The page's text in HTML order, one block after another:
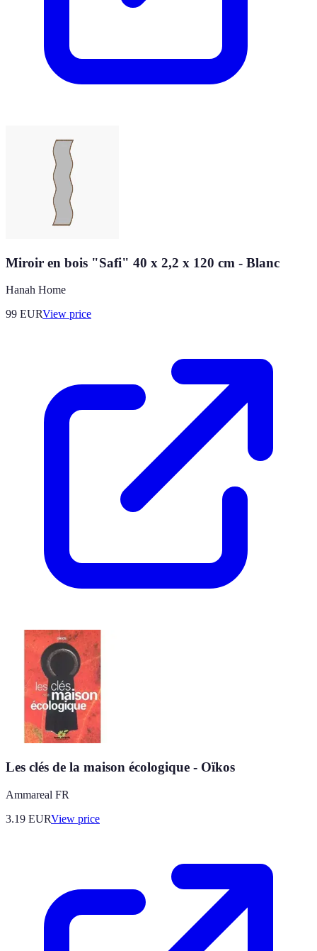
Miroir en bois "Safi" 40 x 2,2 x 120 cm - Blanc
Hanah Home
99 EURView price
Les clés de la maison écologique - Oïkos
Ammareal FR
3.19 EURView price